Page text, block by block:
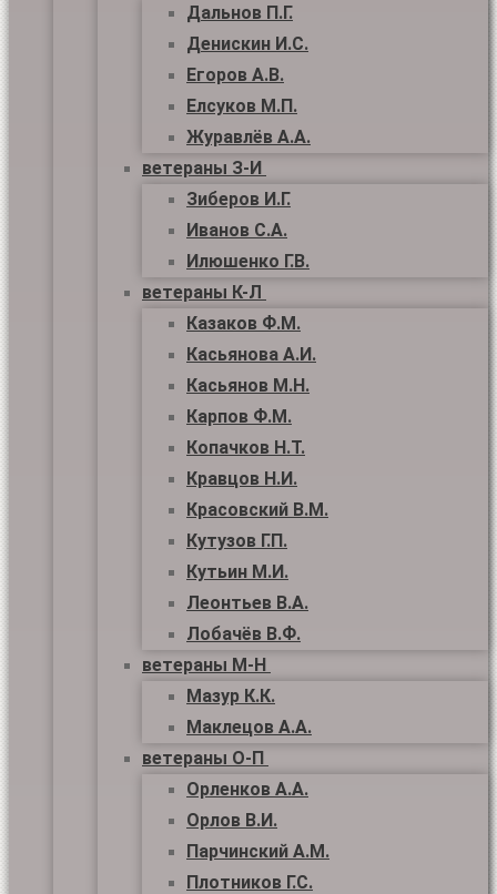
Дальнов П.Г.
Денискин И.С.
Егоров А.В.
Елсуков М.П.
Журавлёв А.А.
ветераны З-И
Зиберов И.Г.
Иванов С.А.
Илюшенко Г.В.
ветераны К-Л
Казаков Ф.М.
Касьянова А.И.
Касьянов М.Н.
Карпов Ф.М.
Копачков Н.Т.
Кравцов Н.И.
Красовский В.М.
Кутузов Г.П.
Кутьин М.И.
Леонтьев В.А.
Лобачёв В.Ф.
ветераны М-Н
Мазур К.К.
Маклецов А.А.
ветераны О-П
Орленков А.А.
Орлов В.И.
Парчинский А.М.
Плотников Г.С.